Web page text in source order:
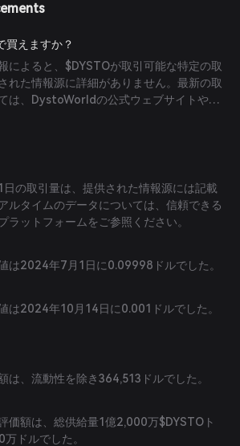
えますか？
によると、$DYSTOが取引可能な特定の取
れた情報源に詳細がありません。最新の取
は、DystoWorldの公式ウェブサイトや信
所をご確認ください。
の取引量は、提供された情報源には記載
ルタイムのデータについては、信頼できる
ラットフォームをご参照ください。
は2024年7月1日に0.09998ドルでした。
は2024年10月14日に0.001ドルでした。
は、流動性を除き364,513ドルでした。
価額は、総供給量1億2,000万$DYSTOト
ドルでした。